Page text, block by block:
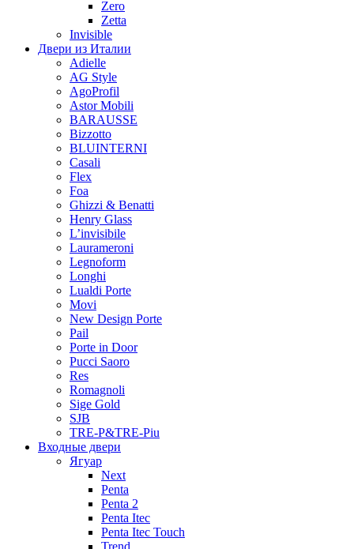
Zero
Zetta
Invisible
Двери из Италии
Adielle
AG Style
AgoProfil
Astor Mobili
BARAUSSE
Bizzotto
BLUINTERNI
Casali
Flex
Foa
Ghizzi & Benatti
Henry Glass
L’invisibile
Laurameroni
Legnoform
Longhi
Lualdi Porte
Movi
New Design Porte
Pail
Porte in Door
Pucci Saoro
Res
Romagnoli
Sige Gold
SJB
TRE-P&TRE-Piu
Входные двери
Ягуар
Next
Penta
Penta 2
Penta Itec
Penta Itec Touch
Trend